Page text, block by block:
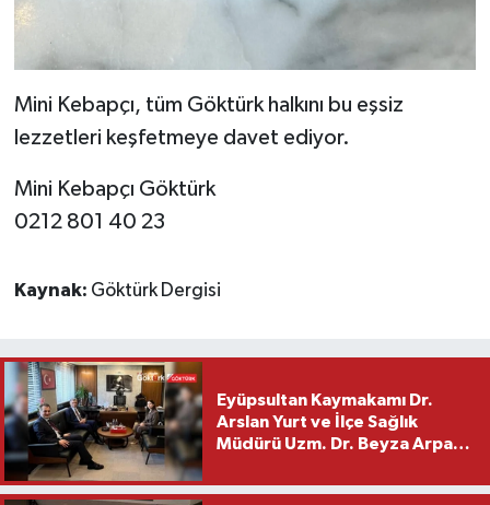
Mini Kebapçı, tüm Göktürk halkını bu eşsiz
lezzetleri keşfetmeye davet ediyor.
Mini Kebapçı Göktürk
0212 801 40 23
Kaynak: Göktürk Dergisi
Eyüpsultan Kaymakamı Dr.
Arslan Yurt ve İlçe Sağlık
Müdürü Uzm. Dr. Beyza Arpacı
Ziyareti